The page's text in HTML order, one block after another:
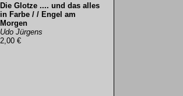
Die Glotze .... und das alles
in Farbe / / Engel am
Morgen
Udo Jürgens
2,00 €